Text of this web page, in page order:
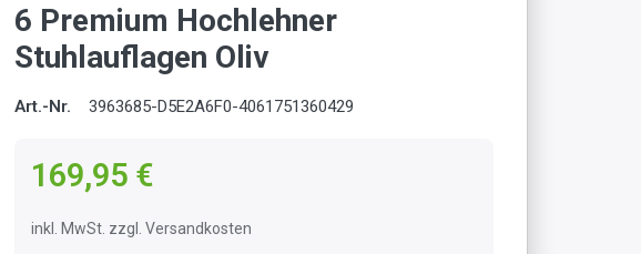
6 Premium Hochlehner
Stuhlauflagen Oliv
Art.-Nr. 3963685-D5E2A6F0-4061751360429
169,95 €
inkl. MwSt. zzgl. Versandkosten